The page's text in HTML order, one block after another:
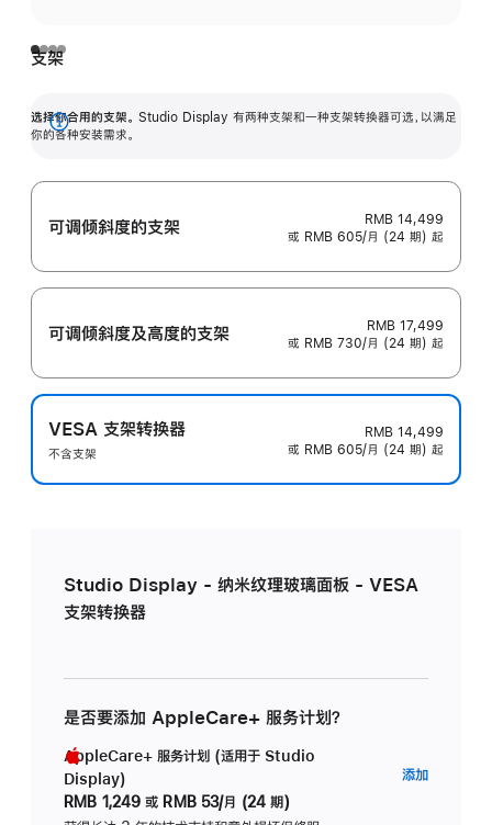
支架
选择你合用的支架。 Studio Display 有两种支架和一种支架转换器可选，以满足
你的各种安装需求。
展
可调倾斜度的支架
RMB 14,499
或 RMB 605/月 (24 期) 起
可调倾斜度及高‍度的支‍架
RMB 17,499
或 RMB 730/月 (24 期) 起
VESA 支架转换器
不含支架
RMB 14,499
或 RMB 605/月 (24 期) 起
Studio Display - 纳米纹理玻璃面板 - VESA
支架转换器
是否要添加 AppleCare+ 服务计划？
AppleCare+ 服务计划 (适用于 Studio
Display)
RMB 1,249 或 RMB 53/月 (24 期)
添加